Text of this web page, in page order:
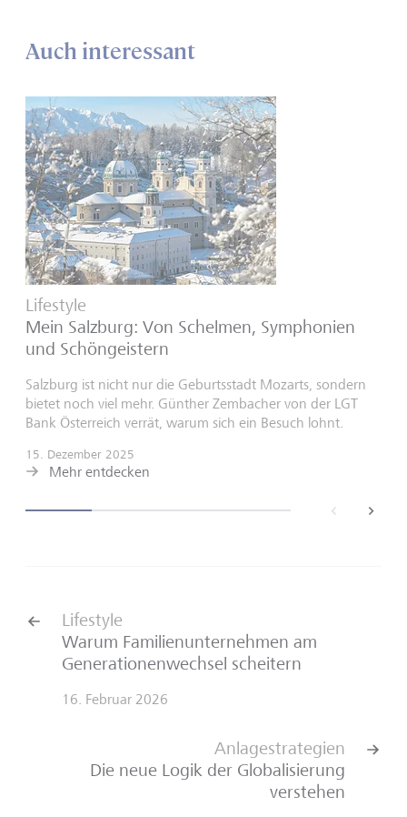
Auch interessant
back
Lifestyle
Mein Salzburg: Von Schelmen, Symphonien
und Schöngeistern
Salzburg ist nicht nur die Geburtsstadt Mozarts, sondern
bietet noch viel mehr. Günther Zembacher von der LGT
Bank Österreich verrät, warum sich ein Besuch lohnt.
15. Dezember 2025
Mehr entdecken
next
Lifestyle
Warum Familienunternehmen am
Generationenwechsel scheitern
16. Februar 2026
Anlagestrategien
Die neue Logik der Globalisierung
verstehen